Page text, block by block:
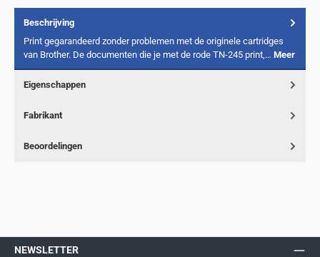
Beschrijving
Print gegarandeerd zonder problemen met de originele cartridges
van Brother. De documenten die je met de rode TN-245 print,… Meer
Eigenschappen
Fabrikant
Beoordelingen
NEWSLETTER